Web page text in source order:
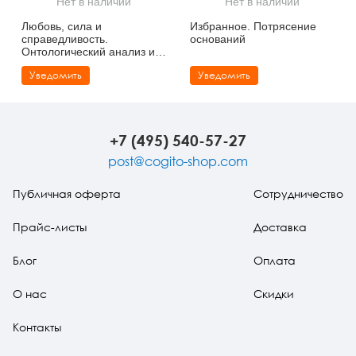
Сказкотерапия
Другие направления психотерапии
Психофизиология
Социальная психология
Учебная литература
Классический и юнгианский психоанализ
Любовь, сила и
справедливость.
Онтологический анализ и
применение к этике
Уведомить
Избранное. Потрясение
оснований
Уведомить
+7 (495) 540-57-27
post@cogito-shop.com
Публичная оферта
Прайс-листы
Блог
О нас
Контакты
Сотрудничество
Доставка
Оплата
Скидки